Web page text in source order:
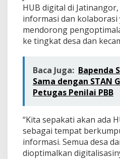
HUB digital di
informasi dan kolaborasi
mendorong
ke tingkat desa dan
Baca Juga: Bapenda
Sama dengan STAN
Petugas Penilai PBB
“Kita sepakati akan ada
sebagai tempat
informasi. Semua desa
dioptimalkan